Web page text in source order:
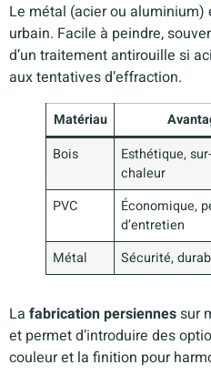
Le métal (acier ou
urbain. Facile à peindre,
d’un traitement antirouille si
aux tentatives d’effraction.
Matériau
Bois
Esthétique,
chaleur
PVC
Économique,
d’entretien
Métal
Sécurité,
La fabrication persiennessur
et permet d’introduire des
couleur et la finition pour